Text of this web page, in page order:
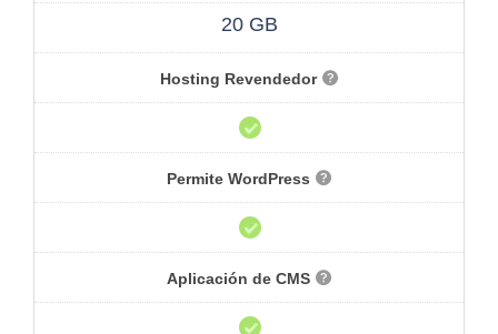
20 GB
Hosting Revendedor
Permite WordPress
Aplicación de CMS